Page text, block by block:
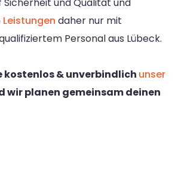
und Qualität und
Leistungen daher nur mit
Personal aus Lübeck.
kostenlos & unverbindlich unser
wir planen gemeinsam deinen